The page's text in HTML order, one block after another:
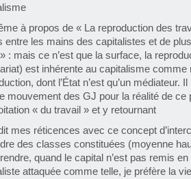
à propos de « La reproduction des
entre les mains des capitalistes et de
» : mais ce n’est que la surface, la
est inhérente au capitalisme comme
dont l’État n’est qu’un médiateur.
mouvement des GJ pour la réalité de ce
« du travail » et y retournant
mes réticences avec ce concept
des classes constituées (moyenne
quand le capital n’est pas remis
attaquée comme telle, je préfère la